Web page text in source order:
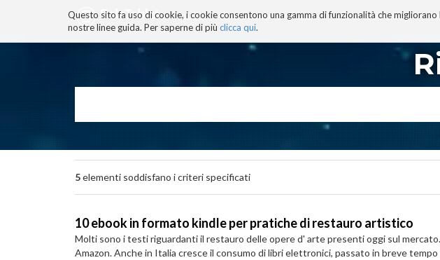
Questo sito fa uso di cookie, i cookie consentono una gamma di funzionalità che
nostre linee guida. Per saperne di più clicca qui.
BLOG TECNOCONSAPEVOLEZZA TECNOBIBLIOGRAFIA I
navigazione
5elementi soddisfano i criteri specificati
10 ebook in formato kindle per pratiche di restauro artistico
Molti sono i testi riguardanti il restauro delle opere d' arte presenti oggi sul
Amazon. Anche in Italia cresce il consumo di libri elettronici, passato in breve